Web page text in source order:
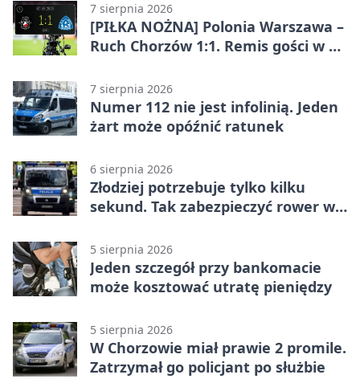
7 sierpnia 2026
[PIŁKA NOŻNA] Polonia Warszawa –
Ruch Chorzów 1:1. Remis gości w 3.
7 sierpnia 2026
Numer 112 nie jest infolinią. Jeden
żart może opóźnić ratunek
6 sierpnia 2026
Złodziej potrzebuje tylko kilku
sekund. Tak zabezpieczyć rower w
5 sierpnia 2026
Jeden szczegół przy bankomacie
może kosztować utratę pieniędzy
5 sierpnia 2026
W Chorzowie miał prawie 2 promile.
Zatrzymał go policjant po służbie